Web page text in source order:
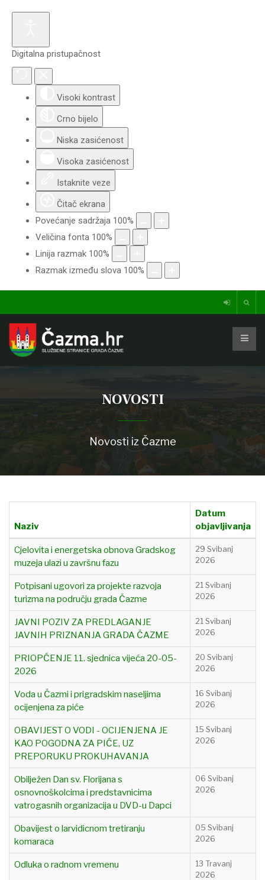
Digitalna pristupačnost
Visoki kontrast
Crno bijelo
Niska zasićenost
Visoka zasićenost
Istaknite veze
Čitač ekrana
Povećanje sadržaja 100%
Veličina fonta 100%
Linija razmak 100%
Razmak između slova 100%
NOVOSTI
Novosti iz Čazme
Naziv
Datum
objavljivanja
Cjelovita i energetska obnova Gradskog
muzeja ulazi u završnu fazu
29 Svibanj
2026
Potpisani ugovori za projekte razvoja
turizma na području grada Čazme
21 Svibanj
2026
JAVNI POZIV ZA PREDLAGANJE
JAVNIH PRIZNANJA GRADA ČAZME
21 Svibanj
2026
PRIOPĆENJE 11. sjednica vijeća 20-05-
2026
20 Svibanj
2026
Voda u Čazmi i prigradskim naseljima
ocijenjena za piće
16 Svibanj
2026
OBAVIJEST O VODI - OCIJENJENA JE
KAO POGODNA ZA PIĆE, UZ
PREPORUKU PROKUHAVANJA
15 Svibanj
2026
Obilježen Dan sv. Florijana s
osnovnoškolcima i predstavnicima
vatrogasnih organizacija u DVD-u Dapci
06 Svibanj
2026
Obavijest o larvidicnom tretiranju
komaraca
05 Svibanj
2026
Odluka o radnom vremenu
13 Travanj
2026